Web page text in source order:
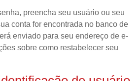
preencha seu usuário ou seu
conta for encontrada no banco de
enviado para seu endereço de e-
sobre como restabelecer seu
de usuário